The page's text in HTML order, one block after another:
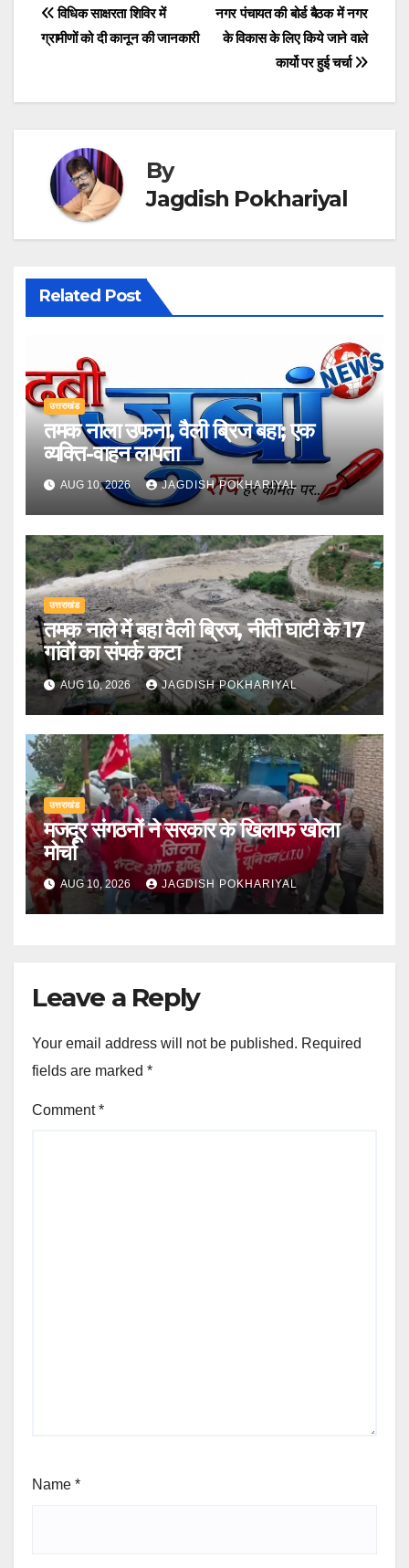
Post
navigation
नगर पंचायत की बोर्ड बैठक में नगर
के विकास के लिए किये जाने वाले
कार्यो पर हुई चर्चा
विधिक साक्षरता शिविर में
ग्रामीणों को दी कानून की जानकारी
By
Jagdish Pokhariyal
Related Post
उत्तराखंड
तमक नाला उफना, वैली ब्रिज बहा; एक
व्यक्ति-वाहन लापता
AUG 10, 2026 JAGDISH POKHARIYAL
उत्तराखंड
तमक नाले में बहा वैली ब्रिज, नीती घाटी के 17
गांवों का संपर्क कटा
AUG 10, 2026 JAGDISH POKHARIYAL
उत्तराखंड
मजदूर संगठनों ने सरकार के खिलाफ खोला
मोर्चा
AUG 10, 2026 JAGDISH POKHARIYAL
Leave a Reply
Your email address will not be published. Required
fields are marked *
Comment*
Name *